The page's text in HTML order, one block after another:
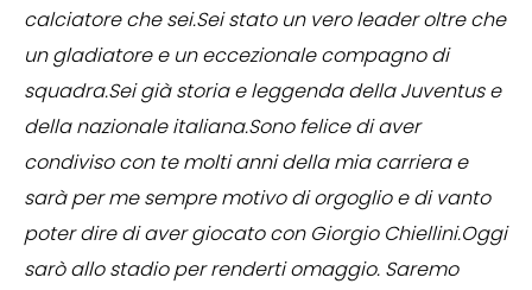
calciatore che sei.Sei stato un vero leader oltre che
un gladiatore e un eccezionale compagno di
squadra.Sei già storia e leggenda della Juventus e
della nazionale italiana.Sono felice di aver
condiviso con te molti anni della mia carriera e
sarà per me sempre motivo di orgoglio e di vanto
poter dire di aver giocato con Giorgio Chiellini.Oggi
sarò allo stadio per renderti omaggio. Saremo